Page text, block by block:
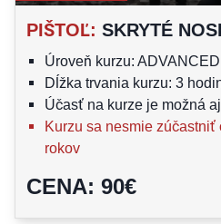
PIŠTOĽ: SKRYTÉ
Úroveň kurzu: ADVANCED
Dĺžka trvania kurzu: 3
Účasť na kurze je možná
Kurzu sa nesmie
rokov
CENA: 90€